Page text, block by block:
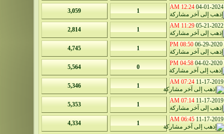
04-01-2024
12:24 AM
1
3,059
05-21-2022
11:29 AM
1
2,814
06-29-2020
08:50 PM
1
4,745
04-02-2020
04:58 PM
0
5,564
11-17-2019
07:24 AM
1
5,346
11-17-2019
07:14 AM
1
5,353
11-17-2019
06:45 AM
1
4,334